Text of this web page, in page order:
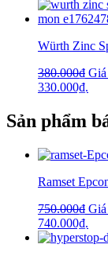
Würth Zinc
380.000₫
330.000₫.
Sản phẩm
Ramset
750.000₫
740.000₫.